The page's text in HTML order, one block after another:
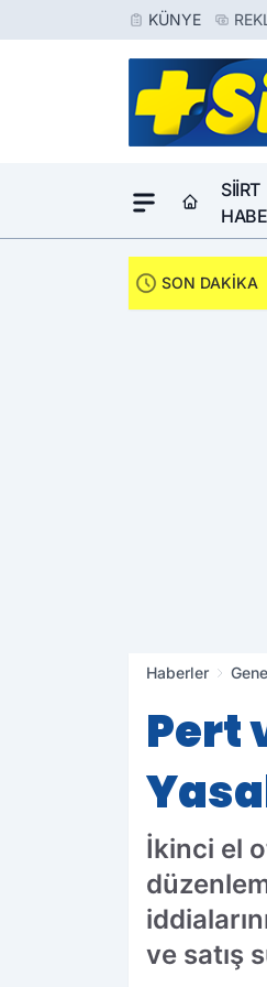
KÜNYE
SIIRT
SON DAKİKA
Haberler
Pert
İkinci el
ve satış